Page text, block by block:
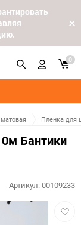
0
Пленка для
Бантики
Артикул:00109233